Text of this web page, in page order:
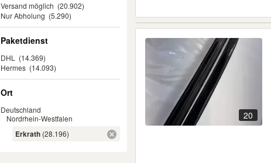
Versand möglich (20.902)
Nur Abholung (5.290)
Paketdienst
DHL
(14.369)
Hermes (14.093)
Ort
Deutschland
Nordrhein-Westfalen
Erkrath (28.196)
20